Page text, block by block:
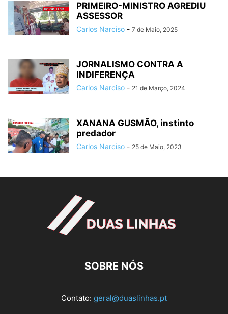
PRIMEIRO-MINISTRO AGREDIU
ASSESSOR
Carlos Narciso - 7 de Maio, 2025
JORNALISMO CONTRA A
INDIFERENÇA
Carlos Narciso - 21 de Março, 2024
XANANA GUSMÃO, instinto
predador
Carlos Narciso - 25 de Maio, 2023
SOBRE NÓS
Contato: geral@duaslinhas.pt